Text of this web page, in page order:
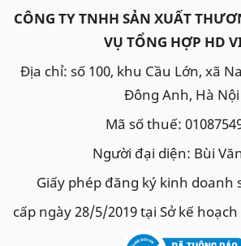
CÔNG TY TNHH SẢN XUẤT
VỤ TỔNG HỢP HD
Địa chỉ: số 100, khu Cầu Lớn, xã
Đông Anh, Hà Nội
Mã số thuế:
Người đại diện: Bùi
Giấy phép đăng ký kinh doanh
cấp ngày 28/5/2019 tại Sở kế